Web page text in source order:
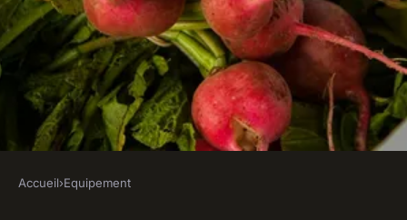
EQUIPEMENT
Accueil›Equipement